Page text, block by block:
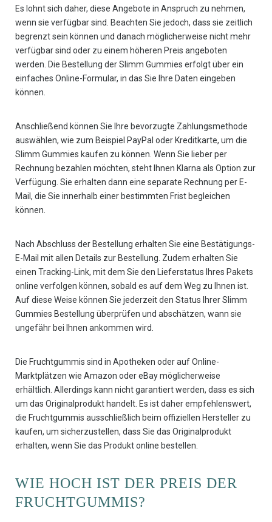
Es lohnt sich daher, diese Angebote in Anspruch zu nehmen,
wenn sie verfügbar sind. Beachten Sie jedoch, dass sie zeitlich
begrenzt sein können und danach möglicherweise nicht mehr
verfügbar sind oder zu einem höheren Preis angeboten
werden. Die Bestellung der Slimm Gummies erfolgt über ein
einfaches Online-Formular, in das Sie Ihre Daten eingeben
können.
Anschließend können Sie Ihre bevorzugte Zahlungsmethode
auswählen, wie zum Beispiel PayPal oder Kreditkarte, um die
Slimm Gummies kaufen zu können. Wenn Sie lieber per
Rechnung bezahlen möchten, steht Ihnen Klarna als Option zur
Verfügung. Sie erhalten dann eine separate Rechnung per E-
Mail, die Sie innerhalb einer bestimmten Frist begleichen
können.
Nach Abschluss der Bestellung erhalten Sie eine Bestätigungs-
E-Mail mit allen Details zur Bestellung. Zudem erhalten Sie
einen Tracking-Link, mit dem Sie den Lieferstatus Ihres Pakets
online verfolgen können, sobald es auf dem Weg zu Ihnen ist.
Auf diese Weise können Sie jederzeit den Status Ihrer Slimm
Gummies Bestellung überprüfen und abschätzen, wann sie
ungefähr bei Ihnen ankommen wird.
Die Fruchtgummis sind in Apotheken oder auf Online-
Marktplätzen wie Amazon oder eBay möglicherweise
erhältlich. Allerdings kann nicht garantiert werden, dass es sich
um das Originalprodukt handelt. Es ist daher empfehlenswert,
die Fruchtgummis ausschließlich beim offiziellen Hersteller zu
kaufen, um sicherzustellen, dass Sie das Originalprodukt
erhalten, wenn Sie das Produkt online bestellen.
WIE HOCH IST DER PREIS DER
FRUCHTGUMMIS?